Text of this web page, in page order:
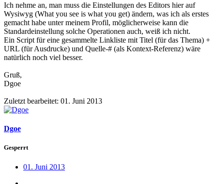
Ich nehme an, man muss die Einstellungen des Editors hier auf
Wysiwyg (What you see is what you get) ändern, was ich als erstes
gemacht habe unter meinem Profil, möglicherweise kann die
Standardeinstellung solche Operationen auch, weiß ich nicht.
Ein Script für eine gesammelte Linkliste mit Titel (für das Thema) +
URL (für Ausdrucke) und Quelle-# (als Kontext-Referenz) wäre
natürlich noch viel besser.
Gruß,
Dgoe
Zuletzt bearbeitet: 01. Juni 2013
Dgoe
Gesperrt
01. Juni 2013